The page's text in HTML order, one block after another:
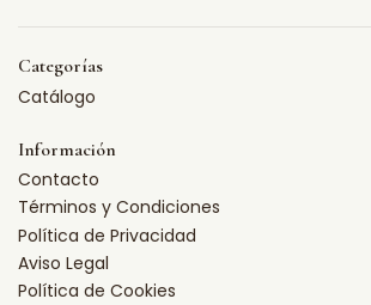
Categorías
Catálogo
Información
Contacto
Términos y Condiciones
Política de Privacidad
Aviso Legal
Política de Cookies